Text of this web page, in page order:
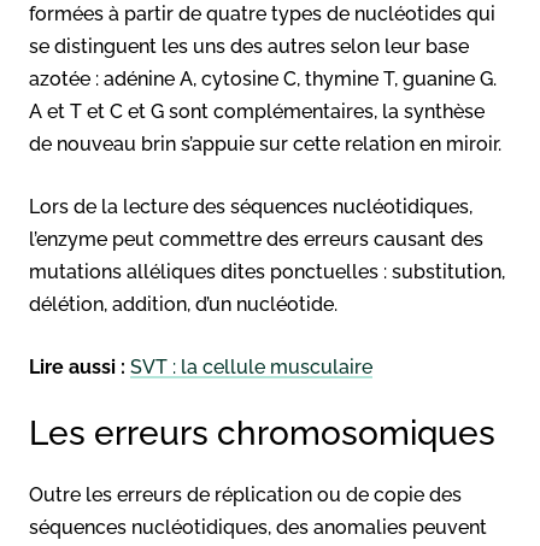
formées à partir de quatre types de nucléotides qui
se distinguent les uns des autres selon leur base
azotée : adénine A, cytosine C, thymine T, guanine G.
A et T et C et G sont complémentaires, la synthèse
de nouveau brin s’appuie sur cette relation en miroir.
Lors de la lecture des séquences nucléotidiques,
l’enzyme peut commettre des erreurs causant des
mutations alléliques dites ponctuelles : substitution,
délétion, addition, d’un nucléotide.
Lire aussi : SVT : la cellule musculaire
Les erreurs chromosomiques
Outre les erreurs de réplication ou de copie des
séquences nucléotidiques, des anomalies peuvent